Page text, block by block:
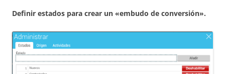
Definir estados para crear un «embudo de conversión».